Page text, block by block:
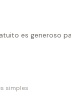
es generoso
simples